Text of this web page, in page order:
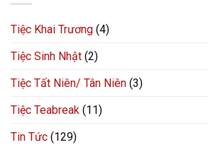
Tiệc Khai Trương (4)
Tiệc Sinh Nhật (2)
Tiệc Tất Niên/ Tân Niên (3)
Tiệc Teabreak (11)
Tin Tức (129)